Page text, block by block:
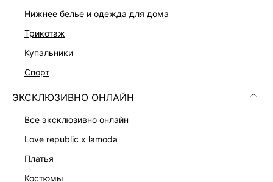
нижнее белье и одежда для дома
трикотаж
купальники
спорт
ЭКСКЛЮЗИВНО ОНЛАЙН
все эксклюзивно онлайн
love republic x lamoda
платья
костюмы
КОМПАНИЯ
КЛИЕНТАМ
ЛИЧНЫЙ КАБИНЕТ